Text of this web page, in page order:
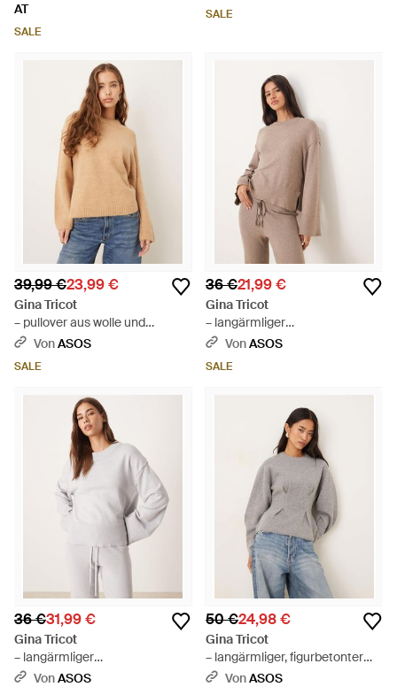
AT
SALE
SALE
39,99 €23,99 €
Gina Tricot
– pullover aus wolle und
alpakawolle - Blau
VonASOS
SALE
36 €21,99 €
Gina Tricot
– langärmliger
feinstrickpullover - Natur
VonASOS
SALE
36 €31,99 €
Gina Tricot
– langärmliger
feinstrickpullover - Weiß
VonASOS
50 €24,98 €
Gina Tricot
– langärmliger, figurbetonter
strickpullover - Grau
VonASOS